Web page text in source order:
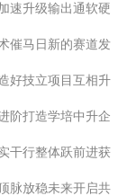
速升级输出通软硬
催马日新的赛道发
好技立项目互相升
阶打造学培中升企
干行整体跃前进获
脉放稳未来开启共